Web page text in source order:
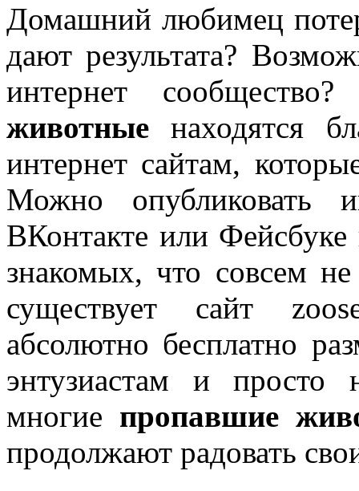
Домашний любимец
дают результата?
интернет
животные находятся
интернет сайтам,
Можно опубликовать
ВКонтакте или
знакомых, что совсем
существует сайт
абсолютно бесплатно
энтузиастам и просто
многие пропавшие
продолжают радовать